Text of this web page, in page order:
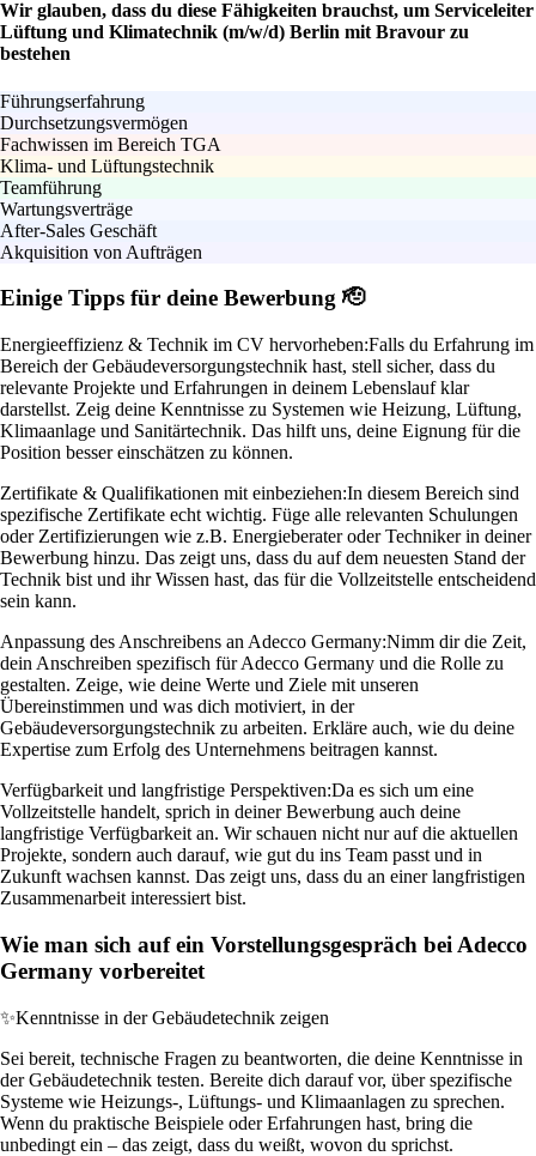
Wir glauben, dass du diese Fähigkeiten brauchst, um Serviceleiter
Lüftung und Klimatechnik (m/w/d) Berlin mit Bravour zu
bestehen
Führungserfahrung
Durchsetzungsvermögen
Fachwissen im Bereich TGA
Klima- und Lüftungstechnik
Teamführung
Wartungsverträge
After-Sales Geschäft
Akquisition von Aufträgen
Einige Tipps für deine Bewerbung 🫡
Energieeffizienz & Technik im CV hervorheben:Falls du Erfahrung im
Bereich der Gebäudeversorgungstechnik hast, stell sicher, dass du
relevante Projekte und Erfahrungen in deinem Lebenslauf klar
darstellst. Zeig deine Kenntnisse zu Systemen wie Heizung, Lüftung,
Klimaanlage und Sanitärtechnik. Das hilft uns, deine Eignung für die
Position besser einschätzen zu können.
Zertifikate & Qualifikationen mit einbeziehen:In diesem Bereich sind
spezifische Zertifikate echt wichtig. Füge alle relevanten Schulungen
oder Zertifizierungen wie z.B. Energieberater oder Techniker in deiner
Bewerbung hinzu. Das zeigt uns, dass du auf dem neuesten Stand der
Technik bist und ihr Wissen hast, das für die Vollzeitstelle entscheidend
sein kann.
Anpassung des Anschreibens an Adecco Germany:Nimm dir die Zeit,
dein Anschreiben spezifisch für Adecco Germany und die Rolle zu
gestalten. Zeige, wie deine Werte und Ziele mit unseren
Übereinstimmen und was dich motiviert, in der
Gebäudeversorgungstechnik zu arbeiten. Erkläre auch, wie du deine
Expertise zum Erfolg des Unternehmens beitragen kannst.
Verfügbarkeit und langfristige Perspektiven:Da es sich um eine
Vollzeitstelle handelt, sprich in deiner Bewerbung auch deine
langfristige Verfügbarkeit an. Wir schauen nicht nur auf die aktuellen
Projekte, sondern auch darauf, wie gut du ins Team passt und in
Zukunft wachsen kannst. Das zeigt uns, dass du an einer langfristigen
Zusammenarbeit interessiert bist.
Wie man sich auf ein Vorstellungsgespräch bei Adecco
Germany vorbereitet
✨Kenntnisse in der Gebäudetechnik zeigen
Sei bereit, technische Fragen zu beantworten, die deine Kenntnisse in
der Gebäudetechnik testen. Bereite dich darauf vor, über spezifische
Systeme wie Heizungs-, Lüftungs- und Klimaanlagen zu sprechen.
Wenn du praktische Beispiele oder Erfahrungen hast, bring die
unbedingt ein – das zeigt, dass du weißt, wovon du sprichst.